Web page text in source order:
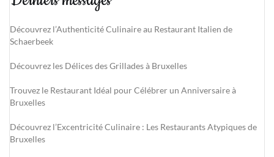
Découvrez l’Authenticité Culinaire au Restaurant Italien de
Schaerbeek
Découvrez les Délices des Grillades à Bruxelles
Trouvez le Restaurant Idéal pour Célébrer un Anniversaire à
Bruxelles
Découvrez l’Excentricité Culinaire : Les Restaurants Atypiques de
Bruxelles